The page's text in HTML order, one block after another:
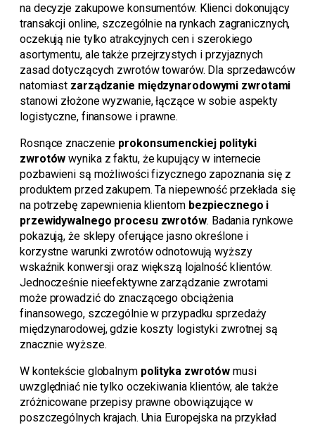
na decyzje zakupowe konsumentów. Klienci dokonujący
transakcji online, szczególnie na rynkach zagranicznych,
oczekują nie tylko atrakcyjnych cen i szerokiego
asortymentu, ale także przejrzystych i przyjaznych
zasad dotyczących zwrotów towarów. Dla sprzedawców
natomiast zarządzanie międzynarodowymi zwrotami
stanowi złożone wyzwanie, łączące w sobie aspekty
logistyczne, finansowe i prawne.
Rosnące znaczenie prokonsumenckiej polityki
zwrotów wynika z faktu, że kupujący w internecie
pozbawieni są możliwości fizycznego zapoznania się z
produktem przed zakupem. Ta niepewność przekłada się
na potrzebę zapewnienia klientom bezpiecznego i
przewidywalnego procesu zwrotów. Badania rynkowe
pokazują, że sklepy oferujące jasno określone i
korzystne warunki zwrotów odnotowują wyższy
wskaźnik konwersji oraz większą lojalność klientów.
Jednocześnie nieefektywne zarządzanie zwrotami
może prowadzić do znaczącego obciążenia
finansowego, szczególnie w przypadku sprzedaży
międzynarodowej, gdzie koszty logistyki zwrotnej są
znacznie wyższe.
W kontekście globalnym polityka zwrotów musi
uwzględniać nie tylko oczekiwania klientów, ale także
zróżnicowane przepisy prawne obowiązujące w
poszczególnych krajach. Unia Europejska na przykład